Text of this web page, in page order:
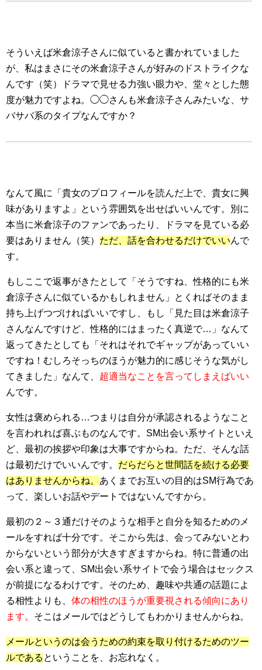
そういえば米倉涼子さんに似ていると書かれていました
が、私はまさにその米倉涼子さんが好みのドストライクな
んです（笑）ドラマで見せる力強い眼力や、堂々とした態
度が魅力ですよね。◯◯さんも米倉涼子さんみたいな、サ
バサバ系のタイプなんですか？
なんて風に「貴女のプロフィールを読んだ上で、貴女に興
味がありますよ」という雰囲気を出せばいいんです。別に
本当に米倉涼子のファンであったり、ドラマを見ている必
要はありません（笑） ただ、話を合わせるだけでいいんで
す。
もしここで返事がきたとして「そうですね、性格的にも米
倉涼子さんに似ているかもしれません」とくればそのまま
持ち上げつづければいいですし、もし「見た目は米倉涼子
さんなんですけど、性格的にはまったく真逆で…」なんて
返ってきたとしても「それはそれでギャップがあっていい
ですね！むしろそっちのほうが魅力的に感じそうな気がし
てきました」なんて、 超適当なことを言ってしまえばいい
んです。
女性は褒められる…つまりは自分が承認されるようなこと
を言われれば喜ぶものなんです。SM出会い系サイトといえ
ど、最初の挨拶や印象は大事ですからね。ただ、そんな話
は最初だけでいいんです。 だらだらと世間話を続ける必要
はありませんからね。 あくまでお互いの目的はSM行為であ
って、楽しいお話やデートではないんですから。
最初の２～３通だけそのような相手と自分を知るためのメ
ールをすれば十分です。そこから先は、会ってみないとわ
からないという部分が大きすぎますからね。特に普通の出
会い系と違って、SM出会い系サイトで会う場合はセックス
が前提になるわけです。そのため、趣味や共通の話題によ
る相性よりも、 体の相性のほうが重要視される傾向にあり
ます。 そこはメールではどうしてもわかりませんからね。
メールというのは会うための約束を取り付けるためのツー
ルである ということを、お忘れなく。